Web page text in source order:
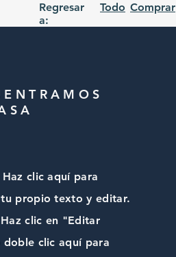
Regresar
a:
Todo Comprar
clic aquí para
propio texto y editar.
clic en "Editar
clic aquí para